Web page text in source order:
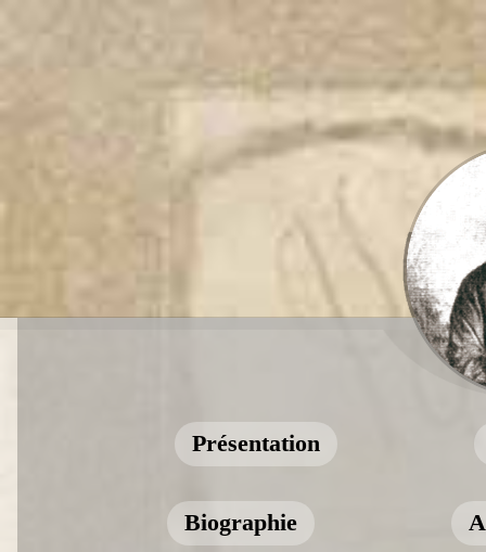
Présentation
Biographie